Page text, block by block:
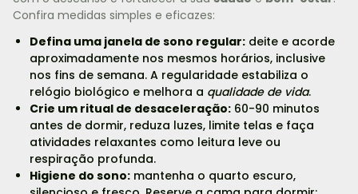
Confira medidas simples e eficazes:
Defina uma janela de sono regular:deite e acorde
aproximadamente nos mesmos horários, inclusive
nos fins de semana. A regularidade estabiliza o
relógio biológico e melhora a qualidade de vida.
Crie um ritual de desaceleração:60-90 minutos
antes de dormir, reduza luzes, limite telas e faça
atividades relaxantes como leitura leve ou
respiração profunda.
Higiene do sono:mantenha o quarto escuro,